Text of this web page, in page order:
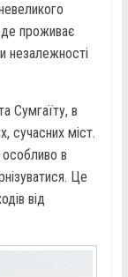
де проживає
незалежності
Сумгаїту, в
сучасних міст.
особливо в
Це
від